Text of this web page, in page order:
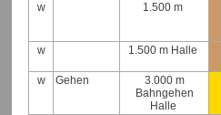
w 1.500 m
w 1.500 m Halle
w Gehen
3.000 m
Bahngehen
Halle